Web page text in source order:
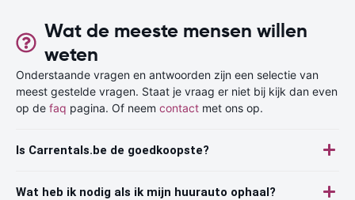
Wat de meeste mensen willen
weten
Onderstaande vragen en antwoorden zijn een selectie van
meest gestelde vragen. Staat je vraag er niet bij kijk dan even
op de faq pagina. Of neem contact met ons op.
Is Carrentals.be de goedkoopste?
Wat heb ik nodig als ik mijn huurauto ophaal?